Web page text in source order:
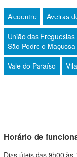
Alcoentre Aveiras
União das
São Pedro e Maçussa
Vale do Paraíso
Horário de
Dias úteis das 9h00 às